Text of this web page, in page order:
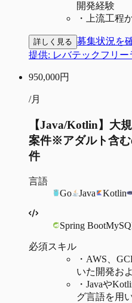
開発経験
・
上流工程
詳しく見る 募集状況を
提供: レバテックフリー
950,000円
/月
【Java/Kotlin】大
案件※アダルト含
件
言語
Go
Java Kotlin
Spring Boot
必須スキル
・ AWS、
いた開発お
・ Javaや
グ言語を用